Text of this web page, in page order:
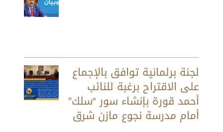
لجنة برلمانية توافق بالإجماع
على الاقتراح برغبة للنائب
أحمد قورة بإنشاء سور “سلك”
أمام مدرسة نجوع مازن شرق